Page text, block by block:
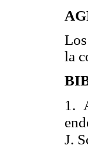
la
1.
J.